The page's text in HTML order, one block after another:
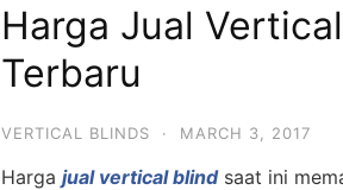
Harga Jual
Terbaru
VERTICAL BLINDS · MARCH 3, 2017
Harga jual vertical blindsaat ini